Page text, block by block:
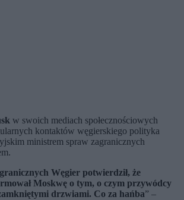
w swoich mediach społecznościowych
kontaktów węgierskiego polityka
ministrem spraw zagranicznych
Węgier potwierdził, że
Moskwę o tym, o czym przywódcy
drzwiami. Co za hańba” –